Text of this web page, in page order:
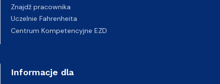
Znajdź pracownika
Uczelnie Fahrenheita
Centrum Kompetencyjne EZD
Informacje dla